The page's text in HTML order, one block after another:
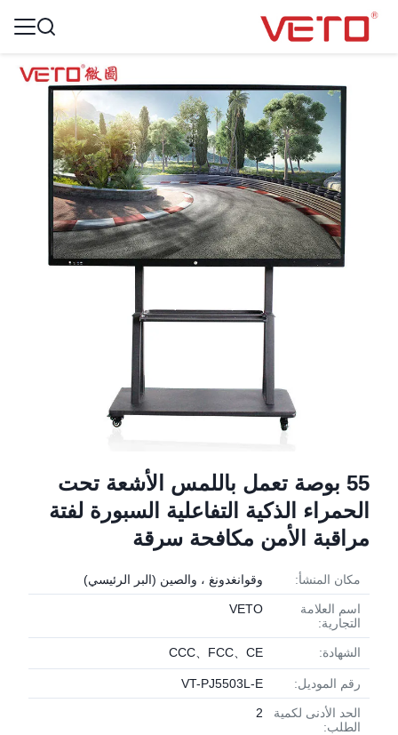
55 بوصة تعمل باللمس الأشعة تحت
الحمراء الذكية التفاعلية السبورة لفتة
مراقبة الأمن مكافحة سرقة
مكان المنشأ: وقوانغدونغ ، والصين (البر الرئيسي)
اسم العلامة
التجارية:
VETO
الشهادة: CCC、FCC、CE
رقم الموديل: VT-PJ5503L-E
الحد الأدنى لكمية
الطلب:
2